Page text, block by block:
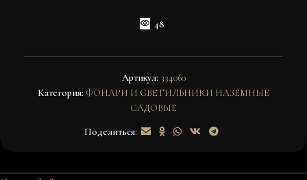
48
Артикул: 334060
Категория: ФОНАРИ И СВЕТИЛЬНИКИ НАЗЕМНЫЕ
САДОВЫЕ
Поделиться: